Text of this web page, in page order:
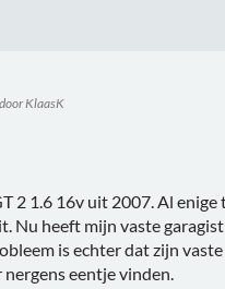
KlaasK
2 1.6 16v uit 2007. Al
Nu heeft mijn vaste
is echter dat zijn
eentje vinden.